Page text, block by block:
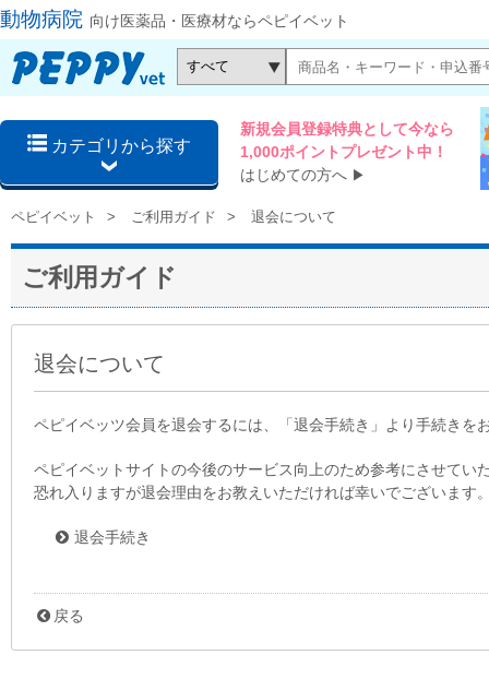
動物病院 向け医薬品・医療材ならペピイベット
カテゴリから探す
新規会員登録特典として今なら
1,000ポイントプレゼント中！
はじめての方へ ▶
ペピイベット ご利用ガイド 退会について
ご利用ガイド
退会について
ペピイベッツ会員を退会するには、「退会手続き」より手続きを
ペピイベットサイトの今後のサービス向上のため参考にさせてい
恐れ入りますが退会理由をお教えいただければ幸いでございます
退会手続き
戻る